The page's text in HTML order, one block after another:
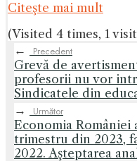
Citeşte mai mult
(Visited 4 times, 1
←
Precedent
Grevă de
profesorii nu vor
Sindicatele din
→
Următor
Economia României
trimestru din 2023,
2022. Aşteptarea